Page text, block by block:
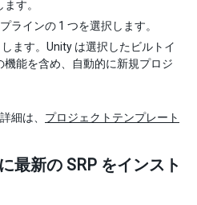
す。
ラインの 1 つを選択します。
ます。Unity は選択したビルトイ
機能を含め、自動的に新規プロジ
細は、 プロジェクトテンプレート
最新の SRP をインスト